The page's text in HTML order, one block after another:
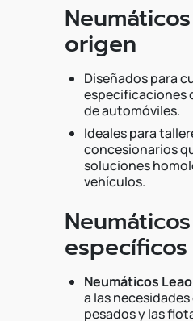
origen
Diseñados para
especificaciones
de automóviles.
Ideales para
concesionarios
soluciones
vehículos.
Neumáticos
Neumáticos
a las
pesados y las